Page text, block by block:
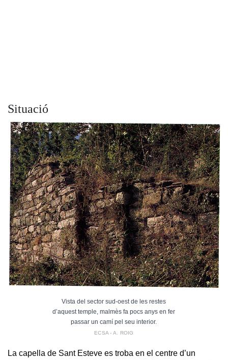
Situació
Vista del sector sud-oest de les restes
d’aquest temple, malmès fa pocs anys en fer
passar un camí pel seu interior.
ECSA - A. ROIG
La capella de Sant Esteve es troba en el centre d’un